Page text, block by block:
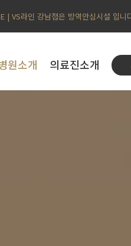
| VS라인 강남점은 방역안심시설 입
원소개 의료진소개